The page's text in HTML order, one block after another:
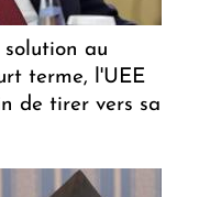
au
terme, l'UEE
de tirer vers sa